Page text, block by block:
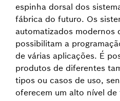
espinha dorsal dos
fábrica do futuro. Os
automatizados modernos
possibilitam a
de várias aplicações. É
produtos de diferentes
tipos ou casos de uso,
oferecem um alto nível